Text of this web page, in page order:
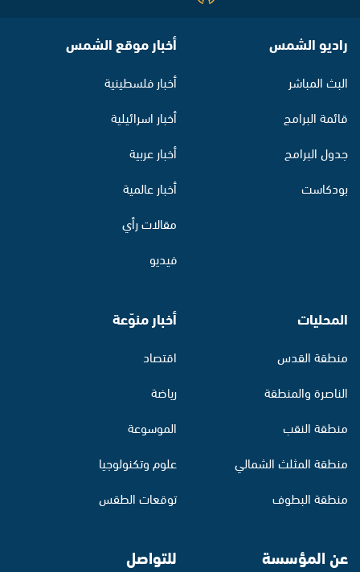
راديو الشمس
البث المباشر
قائمة البرامج
جدول البرامج
بودكاست
أخبار موقع الشمس
أخبار فلسطينية
أخبار اسرائيلية
أخبار عربية
أخبار عالمية
مقالات رأي
فيديو
المحليات
منطقة القدس
الناصرة والمنطقة
منطقة النقب
منطقة المثلث الشمالي
منطقة البطوف
أخبار منوّعة
اقتصاد
رياضة
الموسوعة
علوم وتكنولوجيا
توقعات الطقس
عن المؤسسة للتواصل